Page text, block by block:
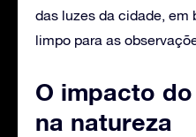
das luzes da cidade, em
limpo para as
O impacto
na natureza